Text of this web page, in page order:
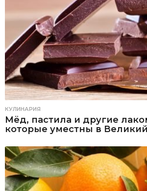
КУЛИНАРИЯ
Мёд, пастила и другие
которые уместны в